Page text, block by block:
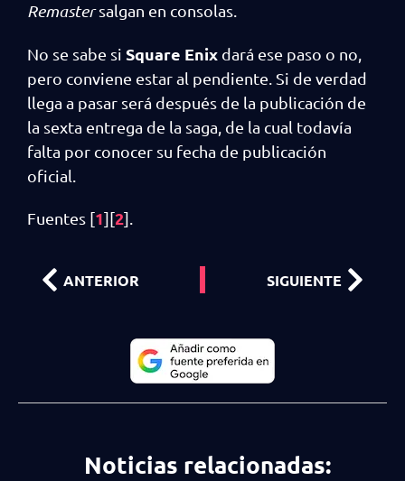
Remastersalgan en consolas.
No se sabe si Square Enix dará ese paso o no,
pero conviene estar al pendiente. Si de verdad
llega a pasar será después de la publicación de
la sexta entrega de la saga, de la cual todavía
falta por conocer su fecha de publicación
oficial.
Fuentes [1][2].
ANTERIOR SIGUIENTE
Noticias relacionadas: